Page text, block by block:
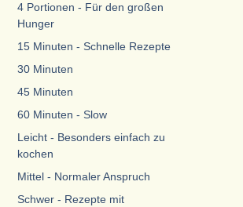
4 Portionen - Für den großen
Hunger
15 Minuten - Schnelle Rezepte
30 Minuten
45 Minuten
60 Minuten - Slow
Leicht - Besonders einfach zu
kochen
Mittel - Normaler Anspruch
Schwer - Rezepte mit